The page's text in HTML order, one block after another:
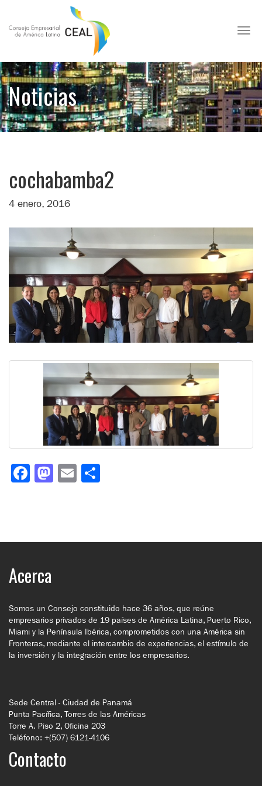
Noticias
cochabamba2
4 enero, 2016
Facebook
Mastodon
Email
Acerca
Somos un Consejo constituido hace 36 años, que reúne
empresarios privados de 19 países de América Latina, Puerto Rico,
Miami y la Península Ibérica, comprometidos con una América sin
Fronteras, mediante el intercambio de experiencias, el estímulo de
la inversión y la integración entre los empresarios.
Sede Central - Ciudad de Panamá
Punta Pacífica, Torres de las Américas
Torre A. Piso 2, Oficina 203
Teléfono: +(507) 6121-4106
Contacto